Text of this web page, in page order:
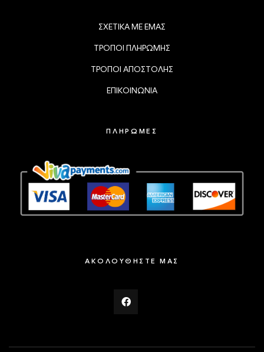
ΣΧΕΤΙΚΑ ΜΕ ΕΜΑΣ
ΤΡΟΠΟΙ ΠΛΗΡΩΜΗΣ
ΤΡΟΠΟΙ ΑΠΟΣΤΟΛΗΣ
ΕΠΙΚΟΙΝΩΝΙΑ
ΠΛΗΡΩΜΕΣ
ΑΚΟΛΟΥΘΗΣΤΕ ΜΑΣ